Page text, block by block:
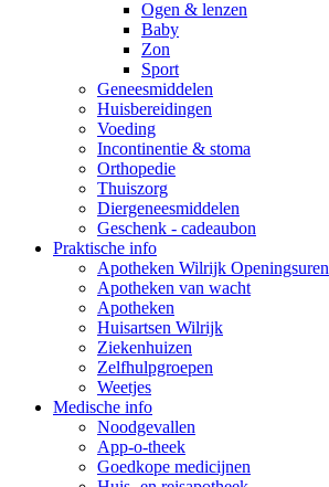
Ogen & lenzen
Baby
Zon
Sport
Geneesmiddelen
Huisbereidingen
Voeding
Incontinentie & stoma
Orthopedie
Thuiszorg
Diergeneesmiddelen
Geschenk - cadeaubon
Praktische info
Apotheken Wilrijk Openingsuren
Apotheken van wacht
Apotheken
Huisartsen Wilrijk
Ziekenhuizen
Zelfhulpgroepen
Weetjes
Medische info
Noodgevallen
App-o-theek
Goedkope medicijnen